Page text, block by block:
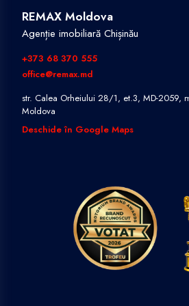
REMAX Moldova
Agenție imobiliară Chișinău
+373 68 370 555
office@remax.md
str. Calea Orheiului 28/1, et.3, MD-2059,
Moldova
Deschide în Google Maps